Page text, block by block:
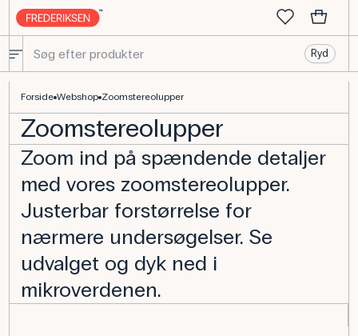
Ryd
Forside Webshop Zoomstereolupper
Zoomstereolupper
Zoom ind på spændende detaljer
med vores zoomstereolupper.
Justerbar forstørrelse for
nærmere undersøgelser. Se
udvalget og dyk ned i
mikroverdenen.